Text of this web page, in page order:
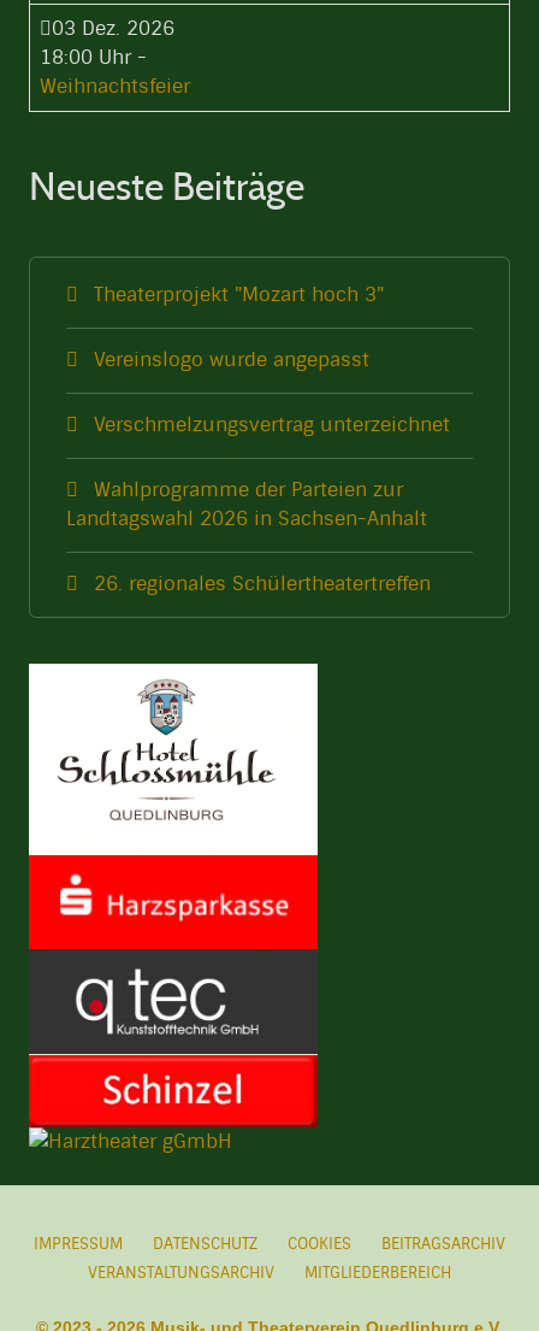
03 Dez. 2026
18:00 Uhr-
Weihnachtsfeier
Neueste Beiträge
Theaterprojekt "Mozart hoch 3"
Vereinslogo wurde angepasst
Verschmelzungsvertrag unterzeichnet
Wahlprogramme der Parteien zur
Landtagswahl 2026 in Sachsen-Anhalt
26. regionales Schülertheatertreffen
IMPRESSUM DATENSCHUTZ COOKIES
BEITRAGSARCHIV
VERANSTALTUNGSARCHIV
MITGLIEDERBEREICH